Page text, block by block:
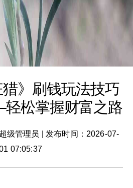
猎》刷钱玩法技巧
松掌握财富之路
级管理员
发布时间：2026-07-
07:05:37